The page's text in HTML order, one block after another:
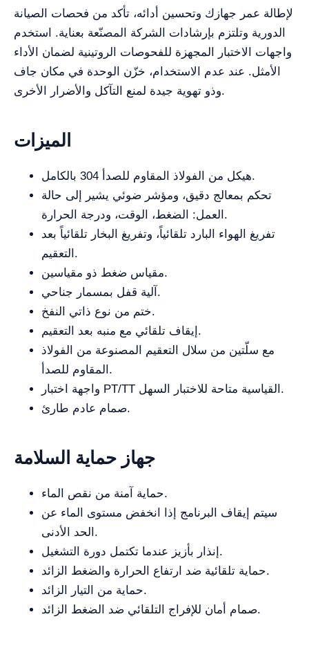
لإطالة عمر جهازك وتحسين أدائه، تأكد من فحصات الصيانة
الدورية وتلتزم بإرشادات الشركة المصنّعة بعناية. استخدم
واجهات الاختبار المجهزة للفحوصات الروتينية لضمان الأداء
الأمثل. عند عدم الاستخدام، خزّن الوحدة في مكان جاف
وذو تهوية جيدة لمنع التآكل والأضرار الأخرى.
الميزات
هيكل من الفولاذ المقاوم للصدأ 304 بالكامل.
تحكم بمعالج دقيق، ومؤشر ضوئي يشير إلى حالة
العمل: الضغط، الوقت، ودرجة الحرارة.
تفريغ الهواء البارد تلقائياً، وتفريغ البخار تلقائياً بعد
التعقيم.
مقياس ضغط ذو مقياسين.
آلية قفل بمسمار جناحي.
ختم من نوع ذاتي النفخ.
إيقاف تلقائي مع منبه بعد التعقيم.
مع سلّتين من سلال التعقيم المصنوعة من الفولاذ
المقاوم للصدأ.
واجهة اختبار PT/TT القياسية متاحة للاختبار السهل.
صمام عادم طارئ.
جهاز حماية السلامة
حماية آمنة من نقص الماء.
سيتم إيقاف البرنامج إذا انخفض مستوى الماء عن
الحد الأدنى.
إنذار بأزيز عندما تكتمل دورة التشغيل.
حماية تلقائية ضد ارتفاع الحرارة والضغط الزائد.
حماية من التيار الزائد.
صمام أمان للإفراج التلقائي ضد الضغط الزائد.